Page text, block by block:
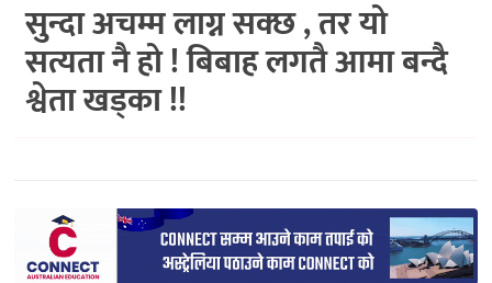
अन्तर्वार्ता
समाज
साहित्य
प्रदेश
सुन्दा अचम्म लाग्न सक्छ , तर यो
सत्यता नै हो ! बिबाह लगतै आमा बन्दै
श्वेता खड्का !!